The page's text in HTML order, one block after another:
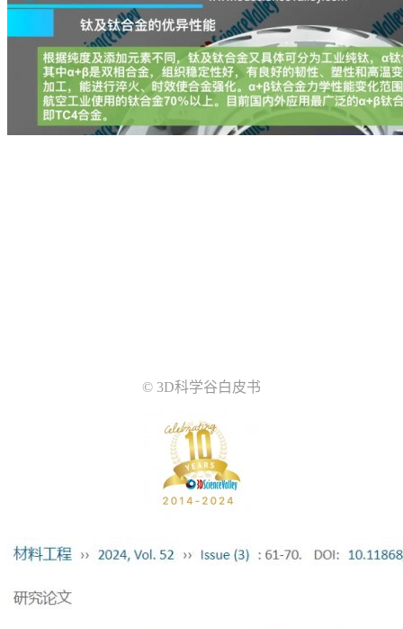
© 3D科学谷白皮书